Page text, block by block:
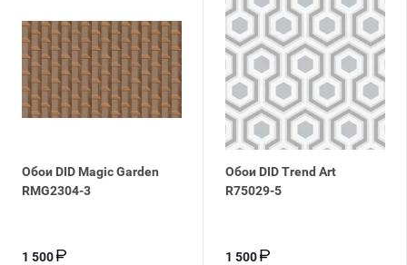
Обои DID Magic Garden
RMG2304-3
1 500
Обои DID Trend Art
R75029-5
1 500